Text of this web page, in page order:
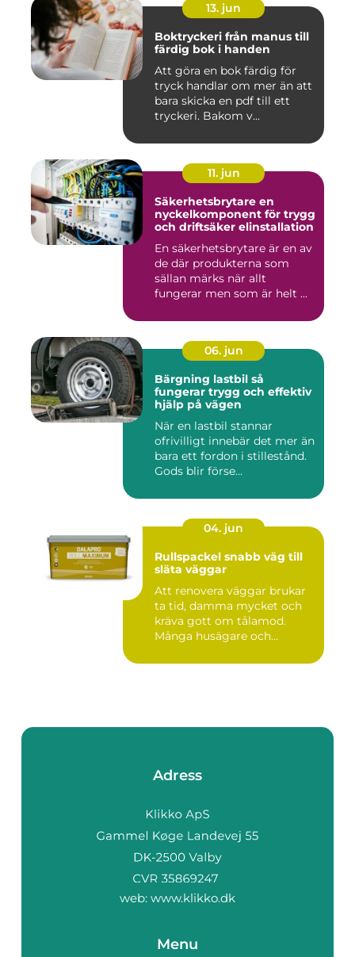
13. jun
Boktryckeri från manus till
färdig bok i handen
Att göra en bok färdig för
tryck handlar om mer än att
bara skicka en pdf till ett
tryckeri. Bakom v...
11. jun
Säkerhetsbrytare en
nyckelkomponent för trygg
och driftsäker elinstallation
En säkerhetsbrytare är en av
de där produkterna som
sällan märks när allt
fungerar men som är helt ...
06. jun
Bärgning lastbil så
fungerar trygg och effektiv
hjälp på vägen
När en lastbil stannar
ofrivilligt innebär det mer än
bara ett fordon i stillestånd.
Gods blir förse...
04. jun
Rullspackel snabb väg till
släta väggar
Att renovera väggar brukar
ta tid, damma mycket och
kräva gott om tålamod.
Många husägare och
Adress
web: www.klikko.dk
Menu